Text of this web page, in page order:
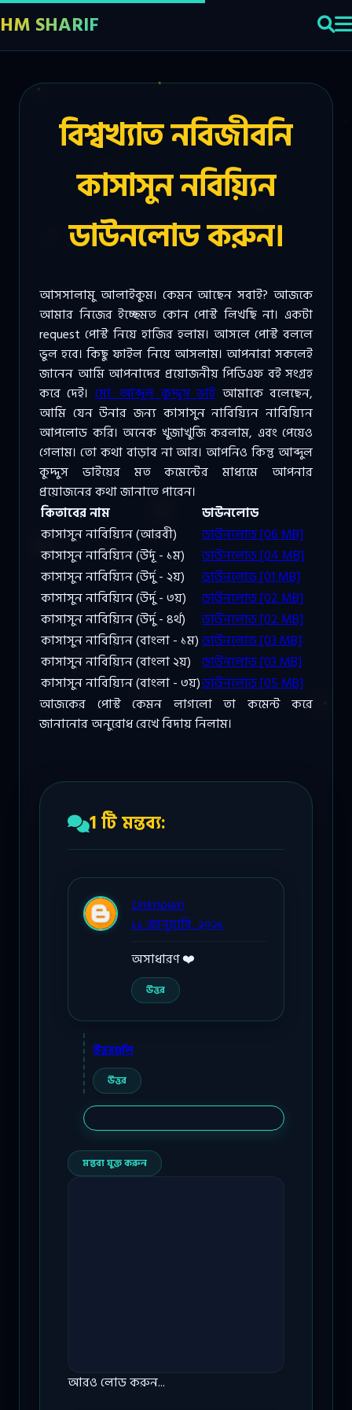
HM SHARIF
বিশ্বখ্যাত নবিজীবনি
কাসাসুন নবিয়্যিন
ডাউনলোড করুন।
আসসালামু আলাইকুম। কেমন আছেন সবাই? আজকে
আমার নিজের ইচ্ছেমত কোন পোস্ট লিখছি না। একটা
request পোস্ট নিয়ে হাজির হলাম। আসলে পোস্ট বললে
ভুল হবে। কিছু ফাইল নিয়ে আসলাম। আপনারা সকলেই
জানেন আমি আপনাদের প্রয়োজনীয় পিডিএফ বই সংগ্রহ
করে দেই।মো: আব্দুল কুদ্দুস ভাইআমাকে বলেছেন,
আমি যেন উনার জন্য কাসাসুন নাবিয়্যিন নাবিয়্যিন
আপলোড করি। অনেক খুজাখুজি করলাম, এবং পেয়েও
গেলাম। তো কথা বাড়াব না আর। আপনিও কিন্তু আব্দুল
কুদ্দুস ভাইয়ের মত কমেন্টের মাধ্যমে আপনার
প্রয়োজনের কথা জানাতে পারেন।
কিতাবের নাম
ডাউনলোড
কাসাসুন নাবিয়্যিন (আরবী)
ডাউনলোড [06 MB]
কাসাসুন নাবিয়্যিন (উর্দূ - ১ম)
ডাউনলোড [04 MB]
কাসাসুন নাবিয়্যিন (উর্দু - ২য়)
ডাউনলোড [01 MB]
কাসাসুন নাবিয়্যিন (উর্দু - ৩য়)
ডাউনলোড [02 MB]
কাসাসুন নাবিয়্যিন (উর্দু - ৪র্থ)
ডাউনলোড [02 MB]
কাসাসুন নাবিয়্যিন (বাংলা - ১ম)ডাউনলোড [03 MB]
কাসাসুন নাবিয়্যিন (বাংলা ২য়) ডাউনলোড [03 MB]
কাসাসুন নাবিয়্যিন (বাংলা - ৩য়)ডাউনলোড [05 MB]
আজকের পোস্ট কেমন লাগলো তা কমেন্ট করে
জানানোর অনুরোধ রেখে বিদায় নিলাম।
1 টি মন্তব্য:
Unknown
১১ জানুয়ারি, ২০২১
অসাধারণ ❤️
উত্তর
উত্তরগুলি
উত্তর
মন্তব্য যুক্ত করুন
আরও লোড করুন...